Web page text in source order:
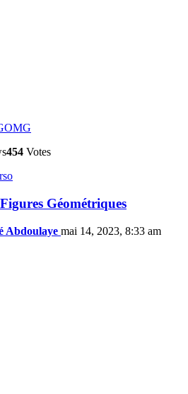
OMG
454 Votes
Géométriques
Abdoulaye mai 14, 2023, 8:33 am